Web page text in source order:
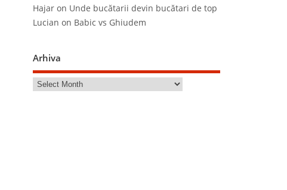
Hajar on Unde bucătarii devin bucătari de top
Lucian on Babic vs Ghiudem
Arhiva